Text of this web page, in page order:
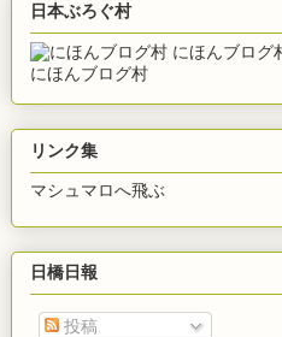
日本ぶろぐ村
にほんブログ村
リンク集
マシュマロへ飛ぶ
日橋日報
投稿